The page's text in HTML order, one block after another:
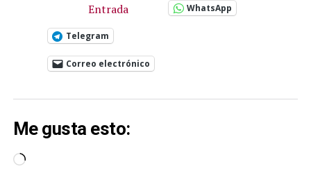
Entrada WhatsApp
Telegram
Correo electrónico
Me gusta esto:
Cargando...